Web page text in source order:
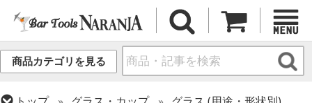
商品カテゴリを見る